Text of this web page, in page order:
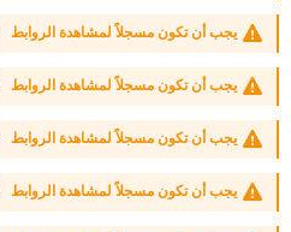
يجب أن تكون مسجلاً لمشاهدة الروابط
يجب أن تكون مسجلاً لمشاهدة الروابط
يجب أن تكون مسجلاً لمشاهدة الروابط
يجب أن تكون مسجلاً لمشاهدة الروابط